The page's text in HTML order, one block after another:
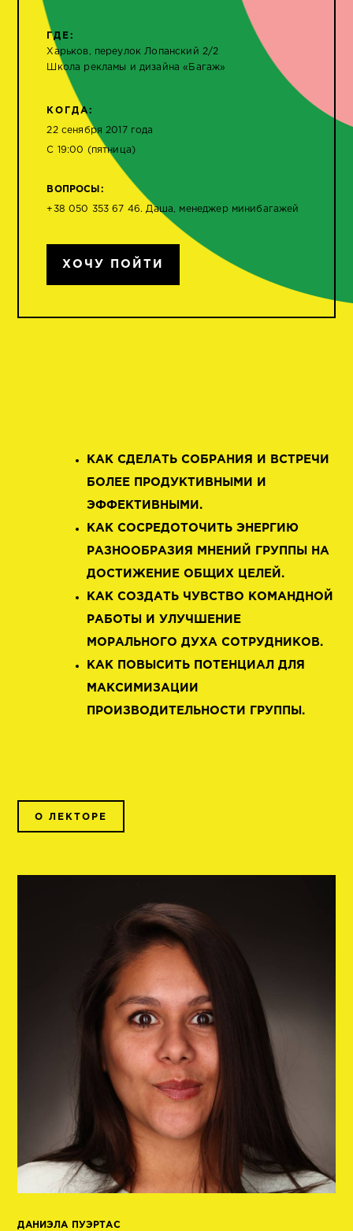
ГДЕ:
Харьков, переулок Лопанский 2/2
Школа рекламы и дизайна «Багаж»
КОГДА:
22 сенября 2017 года
С 19:00 (пятница)
ВОПРОСЫ:
+38 050 353 67 46. Даша, менеджер минибагажей
ХОЧУ ПОЙТИ
КАК СДЕЛАТЬ СОБРАНИЯ И ВСТРЕЧИ
БОЛЕЕ ПРОДУКТИВНЫМИ И
ЭФФЕКТИВНЫМИ.
КАК СОСРЕДОТОЧИТЬ ЭНЕРГИЮ
РАЗНООБРАЗИЯ МНЕНИЙ ГРУППЫ НА
ДОСТИЖЕНИЕ ОБЩИХ ЦЕЛЕЙ.
КАК СОЗДАТЬ ЧУВСТВО КОМАНДНОЙ
РАБОТЫ И УЛУЧШЕНИЕ
МОРАЛЬНОГО ДУХА СОТРУДНИКОВ.
КАК ПОВЫСИТЬ ПОТЕНЦИАЛ ДЛЯ
МАКСИМИЗАЦИИ
ПРОИЗВОДИТЕЛЬНОСТИ ГРУППЫ.
О ЛЕКТОРЕ
ДАНИЭЛА ПУЭРТАС